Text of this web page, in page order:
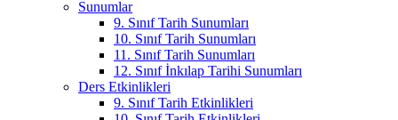
Sunumlar
9. Sınıf Tarih Sunumları
10. Sınıf Tarih Sunumları
11. Sınıf Tarih Sunumları
12. Sınıf İnkılap Tarihi Sunumları
Ders Etkinlikleri
9. Sınıf Tarih Etkinlikleri